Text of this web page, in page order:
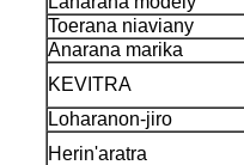
Toerana niaviany
Anarana marika
KEVITRA
Loharanon-jiro
Herin'aratra